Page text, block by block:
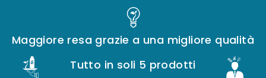
Maggiore resa grazie a una migliore qualità
Tutto in soli 5 prodotti